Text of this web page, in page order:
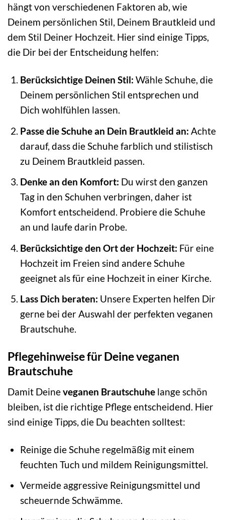
hängt von verschiedenen Faktoren ab, wie
Deinem persönlichen Stil, Deinem Brautkleid und
dem Stil Deiner Hochzeit. Hier sind einige Tipps,
die Dir bei der Entscheidung helfen:
Berücksichtige Deinen Stil: Wähle Schuhe, die
Deinem persönlichen Stil entsprechen und
Dich wohlfühlen lassen.
Passe die Schuhe an Dein Brautkleid an: Achte
darauf, dass die Schuhe farblich und stilistisch
zu Deinem Brautkleid passen.
Denke an den Komfort: Du wirst den ganzen
Tag in den Schuhen verbringen, daher ist
Komfort entscheidend. Probiere die Schuhe
an und laufe darin Probe.
Berücksichtige den Ort der Hochzeit: Für eine
Hochzeit im Freien sind andere Schuhe
geeignet als für eine Hochzeit in einer Kirche.
Lass Dich beraten: Unsere Experten helfen Dir
gerne bei der Auswahl der perfekten veganen
Brautschuhe.
Pflegehinweise für Deine veganen
Brautschuhe
Damit Deineveganen Brautschuhe lange schön
bleiben, ist die richtige Pflege entscheidend. Hier
sind einige Tipps, die Du beachten solltest:
Reinige die Schuhe regelmäßig mit einem
feuchten Tuch und mildem Reinigungsmittel.
Vermeide aggressive Reinigungsmittel und
scheuernde Schwämme.